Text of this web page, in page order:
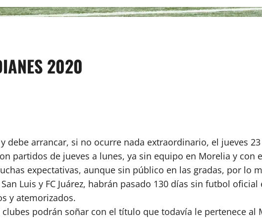
2020
debe arrancar, si no ocurre nada extraordinario, el jueves
partidos de jueves a lunes, ya sin equipo en Morelia y con
expectativas, aunque sin público en las gradas, por lo
Luis y FC Juárez, habrán pasado 130 días sin futbol
y atemorizados.
podrán soñar con el título que todavía le pertenece al